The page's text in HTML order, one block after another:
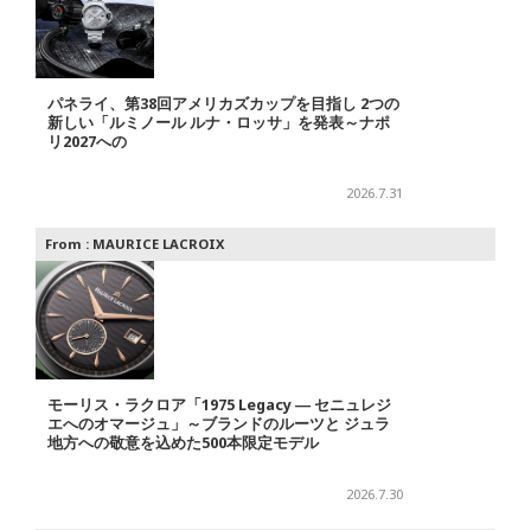
パネライ、第38回アメリカズカップを目指し 2つの
新しい「ルミノール ルナ・ロッサ」を発表～ナポ
リ2027への
2026.7.31
From : MAURICE LACROIX
モーリス・ラクロア「1975 Legacy ― セニュレジ
エへのオマージュ」～ブランドのルーツと ジュラ
地方への敬意を込めた500本限定モデル
2026.7.30